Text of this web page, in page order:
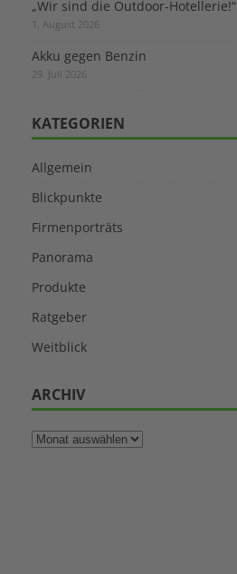
„Wir sind die Outdoor-Hotellerie!“
1. August 2026
Akku gegen Benzin
29. Juli 2026
KATEGORIEN
Allgemein
Blickpunkte
Firmenporträts
Panorama
Produkte
Ratgeber
Weitblick
ARCHIV